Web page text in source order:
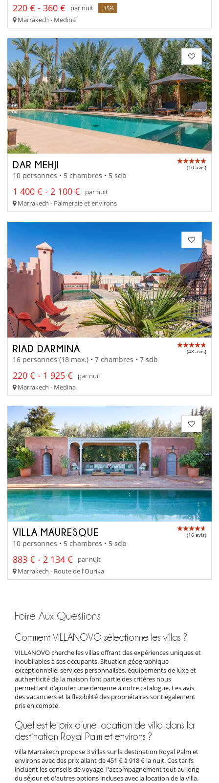
220 € - 360 € par nuit -15%
Marrakech - Medina
DAR MEHJI (10 avis)
10 personnes • 5 chambres • 5 sdb
1 400 € - 2 100 €
par nuit
Marrakech - Palmeraie et environs
RIAD DARMINA (48 avis)
16 personnes (18 max.) • 7 chambres • 7 sdb
220 € - 1 925 €
par nuit
Marrakech - Medina
VILLA MAURESQUE (16 avis)
10 personnes • 5 chambres • 5 sdb
883 € - 2 134 €
par nuit
Marrakech - Route de l'Ourika
Foire Aux Questions
Comment VILLANOVO sélectionne les villas ?
VILLANOVO cherche les villas offrant des expériences uniques et
inoubliables à ses occupants. Situation géographique
exceptionnelle, services personnalisés, équipements de luxe et
authenticité de la maison font partie des critères nous
permettant d’ajouter une demeure à notre catalogue. Les avis
des vacanciers et la flexibilité des propriétaires sont également
pris en compte.
Quel est le prix d’une location de villa dans la
destination Royal Palm et environs ?
Villa Marrakech propose 3 villas sur la destination Royal Palm et
environs avec des prix allant de 451 € à 918 € la nuit. Ces tarifs
incluent les conseils de voyage, l'accompagnement tout au long
du séjour et d'autres options incluses avec la location de la villa.